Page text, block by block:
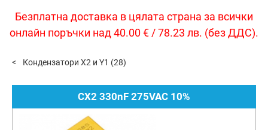
Безплатна доставка в цялата страна за всички
онлайн поръчки над 40.00 € / 78.23 лв. (без ДДС).
Кондензатори X2 и Y1 (28)
CX2 330nF 275VAC 10%